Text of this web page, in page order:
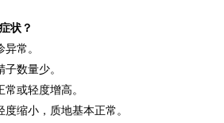
状？
常。
数量少。
或轻度增高。
缩小，质地基本正常。